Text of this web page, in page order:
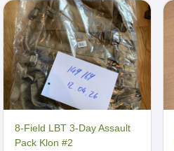
8-Field LBT 3-Day Assault
Pack Klon #2